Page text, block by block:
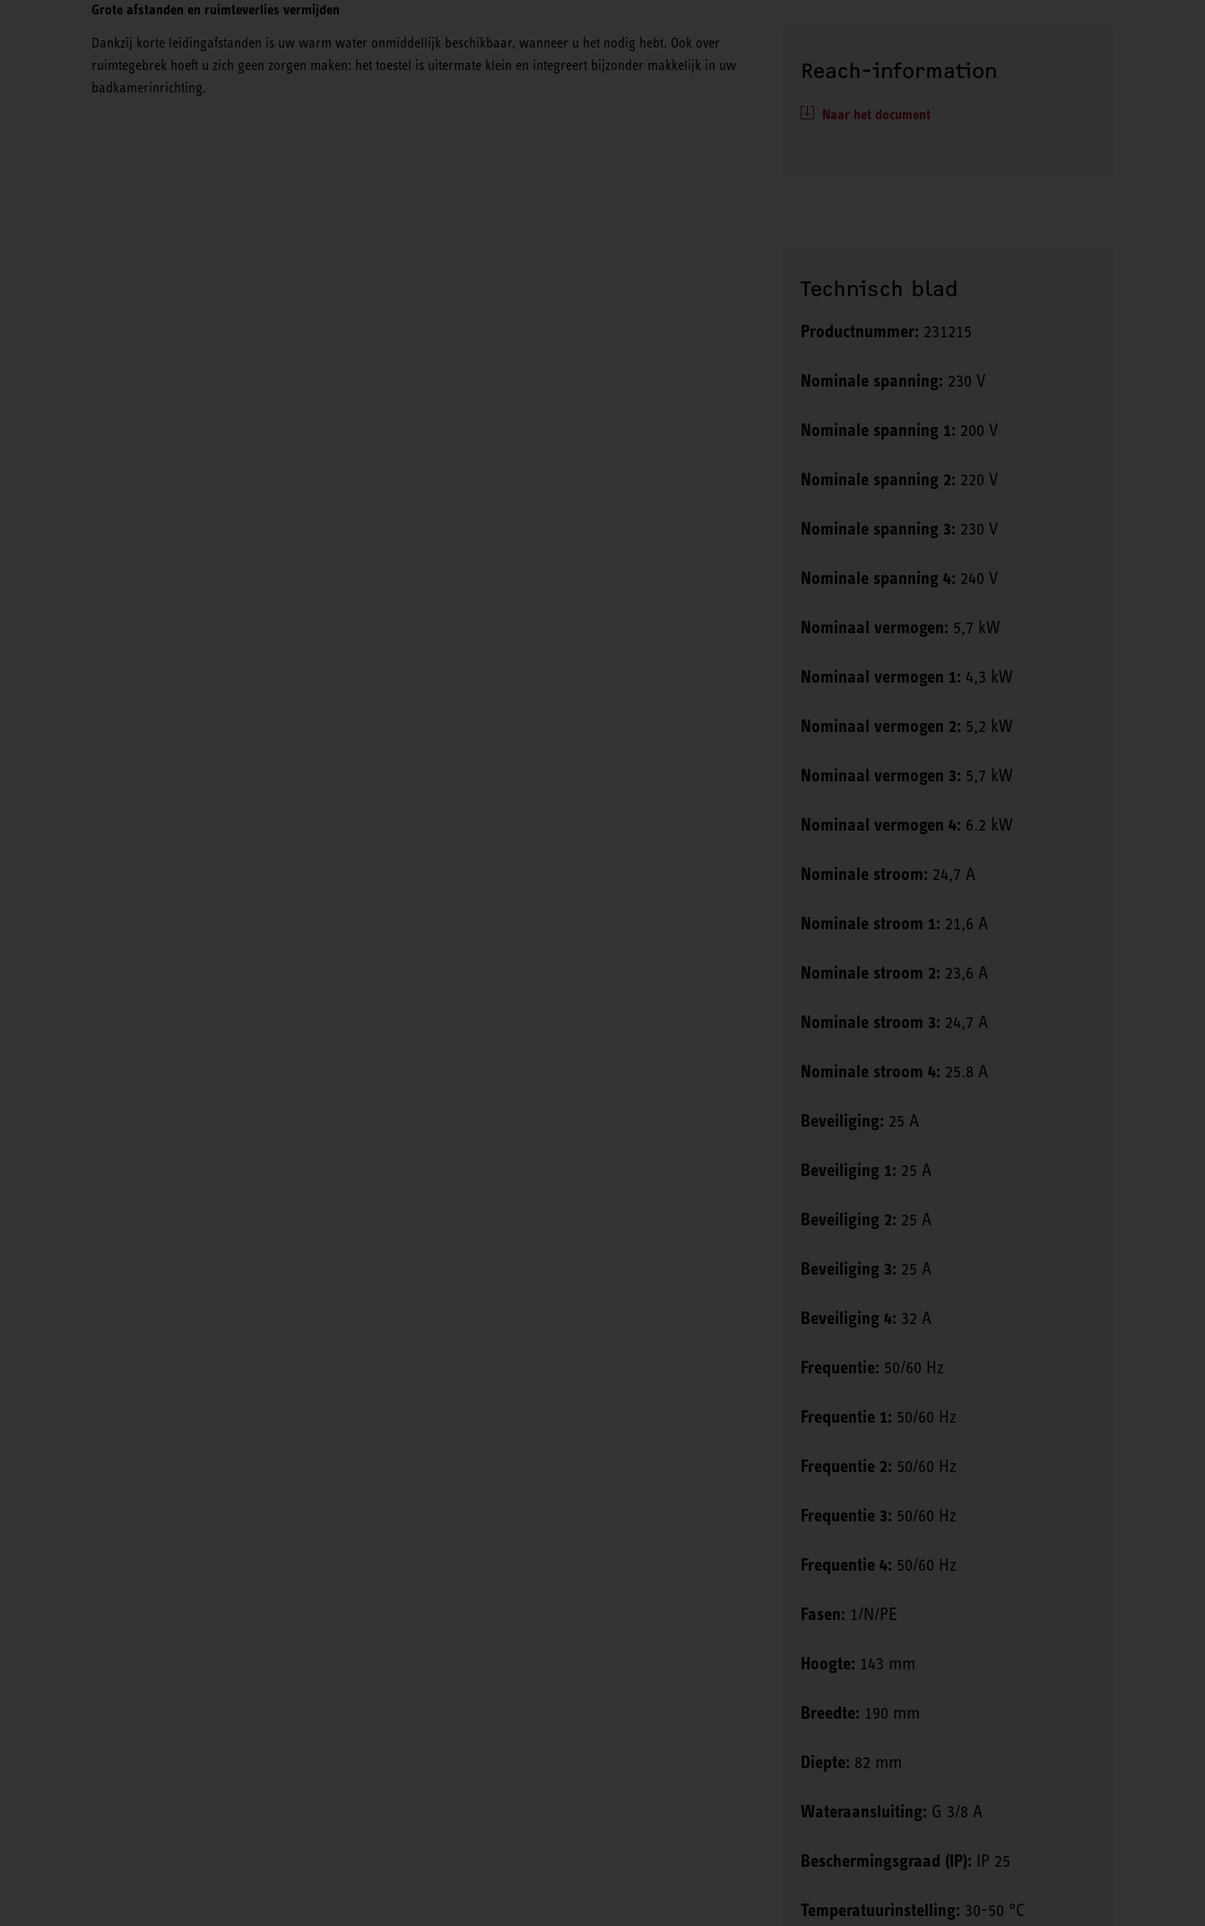
Grote afstanden en ruimteverlies vermijden
Dankzij korte leidingafstanden is uw warm water onmiddellijk beschikbaar, wanneer u het nodig hebt. Ook over
ruimtegebrek hoeft u zich geen zorgen maken: het toestel is uitermate klein en integreert bijzonder makkelijk in uw
badkamerinrichting.
Reach-information
Naar het document
Technisch blad
Productnummer: 231215
Nominale spanning: 230 V
Nominale spanning 1: 200 V
Nominale spanning 2: 220 V
Nominale spanning 3: 230 V
Nominale spanning 4: 240 V
Nominaal vermogen: 5,7 kW
Nominaal vermogen 1: 4,3 kW
Nominaal vermogen 2: 5,2 kW
Nominaal vermogen 3: 5,7 kW
Nominaal vermogen 4: 6.2 kW
Nominale stroom: 24,7 A
Nominale stroom 1: 21,6 A
Nominale stroom 2: 23,6 A
Nominale stroom 3: 24,7 A
Nominale stroom 4: 25.8 A
Beveiliging: 25 A
Beveiliging 1: 25 A
Beveiliging 2: 25 A
Beveiliging 3: 25 A
Beveiliging 4: 32 A
Frequentie: 50/60 Hz
Frequentie 1: 50/60 Hz
Frequentie 2: 50/60 Hz
Frequentie 3: 50/60 Hz
Frequentie 4: 50/60 Hz
Fasen: 1/N/PE
Hoogte: 143 mm
Breedte: 190 mm
Diepte: 82 mm
Wateraansluiting: G 3/8 A
Beschermingsgraad (IP): IP 25
Temperatuurinstelling: 30-50 °C